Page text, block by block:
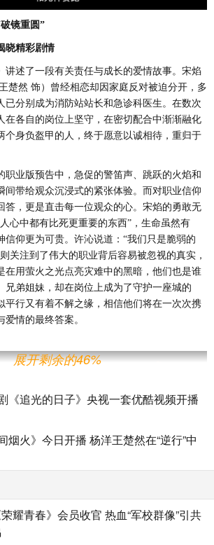
镜重圆”
晓精彩剧情
讲述了一段有关责任与成长的爱情故事。宋焰
楚然 饰）曾经相恋却因家庭反对被迫分开，多
已分别成为消防站站长和急诊科医生。在数次
在各自的岗位上坚守，在密切配合中渐渐融化
个身负盔甲的人，终于愿意以诚相待，重归于
职业版预告中，急促的警笛声、跳跃的火焰和
间带给观众沉浸式的紧张体验。而对职业信仰
答，更是直击每一位观众的心。宋焰的勇敢无
心中都有比死更重要的东西”，生命虽然有
信仰更为可贵。许沁说道：“我们只是脆弱的
关注到了伟大的职业背后容易被忽视的真实，
在用萤火之光点亮灾难中的黑暗，他们也是谁
兄弟姐妹，却在岗位上成为了守护一座城的
平行又有着不解之缘，相信他们将在一次次携
情的最终答案。
期
展开剩余的46%
《追光的日子》央视一套优酷视频开播
烟火》今日开播 杨洋王楚然在“逆行”中
荣耀青春》会员收官 热血“军校群像”引共